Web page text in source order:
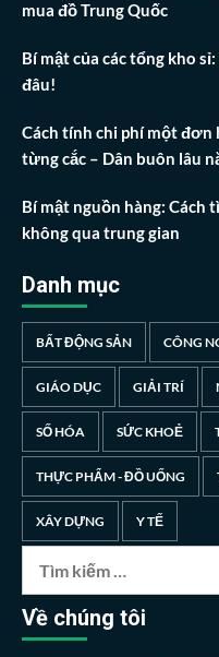
mua đồ Trung Quốc
Bí mật của các tổng kho
đâu!
Cách tính chi phí một đơn
từng cắc – Dân buôn lâu
Bí mật nguồn hàng: Cách
không qua trung gian
Danh mục
BẤT ĐỘNG SẢN CÔNG
GIÁO DỤC GIẢI TRÍ
SỐ HÓA SỨC KHOẺ
THỰC PHẨM - ĐỒ UỐNG
XÂY DỰNG Y TẾ
cho:
Về chúng tôi